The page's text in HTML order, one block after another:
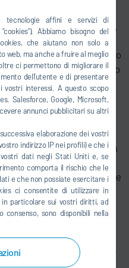
tecnologie affini e servizi di
Abbiamo bisogno del
che aiutano non solo a
web, ma anche a fruire al meglio
ci permettono di migliorare il
dell’utente e di presentare
interessi. A questo scopo
Salesforce, Google, Microsoft,
annunci pubblicitari su altri
elaborazione dei vostri
indirizzo IP nei profili) e che i
dati negli Stati Uniti e, se
comporta il rischio che le
e che non possiate esercitare i
ci consentite di utilizzare in
in particolare sui vostri diritti, ad
sono disponibili nella
Questa tecnologia si
più uniforme,
della scocca, come i
in modo più diretto rispetto
i tempi di riscaldamento
per forno e sistema di
per ridurre al minimo le
del forno elettrico ad un
dell'inquinamento
sul mercato che dispone
tipo. Combina
sistema elettrico di post-
purifica l'aria di scarico
termica
thermal oxidation), senza
di combustione